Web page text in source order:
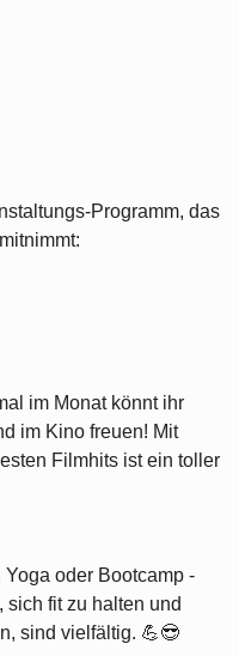
Programm, das
im Monat könnt ihr
im Kino freuen! Mit
Filmhits ist ein toller
Yoga oder Bootcamp -
fit zu halten und
sind vielfältig. 💪😎